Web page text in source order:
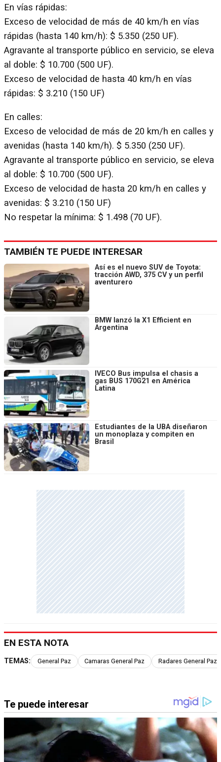
En vías rápidas:
Exceso de velocidad de más de 40 km/h en vías
rápidas (hasta 140 km/h): $ 5.350 (250 UF).
Agravante al transporte público en servicio, se eleva
al doble: $ 10.700 (500 UF).
Exceso de velocidad de hasta 40 km/h en vías
rápidas: $ 3.210 (150 UF)
En calles:
Exceso de velocidad de más de 20 km/h en calles y
avenidas (hasta 140 km/h). $ 5.350 (250 UF).
Agravante al transporte público en servicio, se eleva
al doble: $ 10.700 (500 UF).
Exceso de velocidad de hasta 20 km/h en calles y
avenidas: $ 3.210 (150 UF)
No respetar la mínima: $ 1.498 (70 UF).
TAMBIÉN TE PUEDE INTERESAR
Así es el nuevo SUV de Toyota:
tracción AWD, 375 CV y un perfil
aventurero
BMW lanzó la X1 Efficient en
Argentina
IVECO Bus impulsa el chasis a
gas BUS 170G21 en América
Latina
Estudiantes de la UBA diseñaron
un monoplaza y compiten en
Brasil
EN ESTA NOTA
TEMAS: General Paz Camaras General Paz Radares General Paz